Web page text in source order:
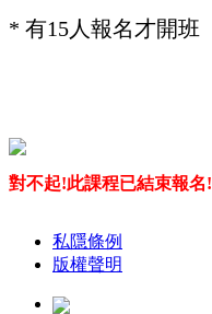
* 有15人報名才開班
對不起!此課程已結束報名!
私隱條例
版權聲明